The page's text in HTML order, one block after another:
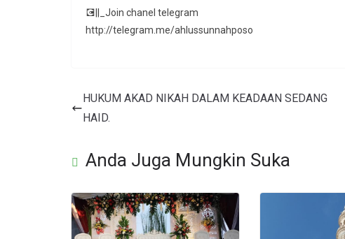
💽||_Join chanel telegram
http://telegram.me/ahlussunnahposo
HUKUM AKAD NIKAH DALAM KEADAAN SEDANG
HAID.
Anda Juga Mungkin Suka